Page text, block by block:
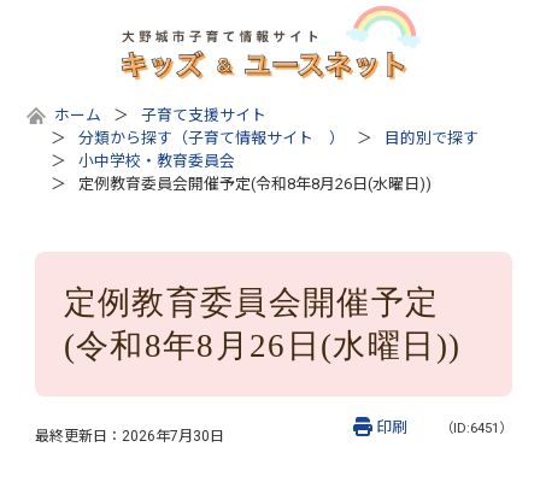
ホーム
子育て支援サイト
分類から探す（子育て情報サイト ）
目的別で探す
小中学校・教育委員会
定例教育委員会開催予定(令和8年8月26日(水曜日))
定例教育委員会開催予定
(令和8年8月26日(水曜日))
最終更新日： 2026年7月30日 （ID:6451）
印刷